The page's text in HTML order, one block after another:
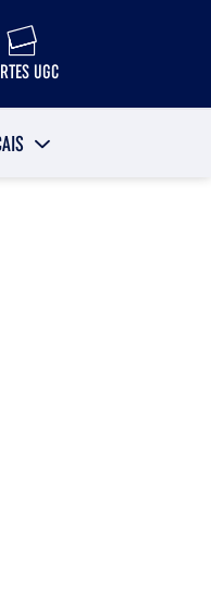
UGC